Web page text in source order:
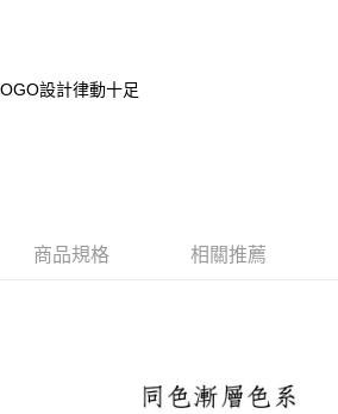
設計律動十足
商品規格 相關推薦